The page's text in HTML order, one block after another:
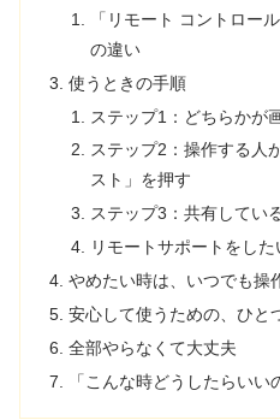
「リモート コントロー
の違い
使うときの手順
ステップ1：どちらかが
ステップ2：操作する人
スト」を押す
ステップ3：共有してい
リモートサポートをした
やめたい時は、いつでも操
安心して使うための、ひと
全部やらなくて大丈夫
「こんな時どうしたらい